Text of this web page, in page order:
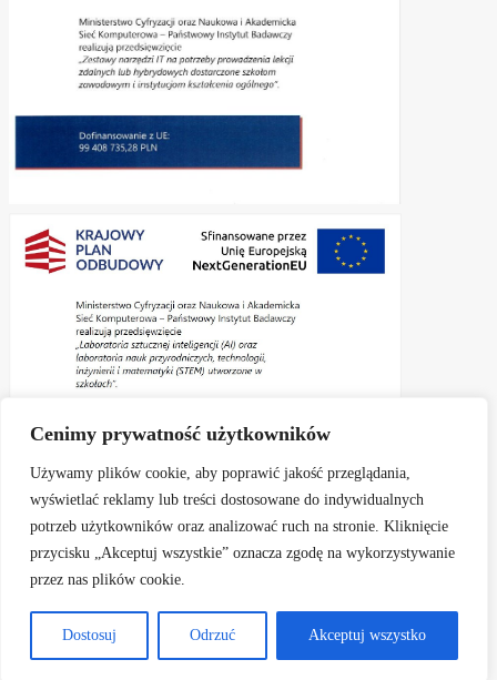
Cenimy prywatność użytkowników
Używamy plików cookie, aby poprawić jakość przeglądania,
wyświetlać reklamy lub treści dostosowane do indywidualnych
potrzeb użytkowników oraz analizować ruch na stronie. Kliknięcie
przycisku „Akceptuj wszystkie” oznacza zgodę na wykorzystywanie
przez nas plików cookie.
Dostosuj Odrzuć Akceptuj wszystko
Informacje
Profilaktyka
E- dziennik Biblioteka Kontakt
Polityka prywatności
Cyberbezpieczeństwo
Deklaracja dostępności
Oparte naTempera&WordPress.